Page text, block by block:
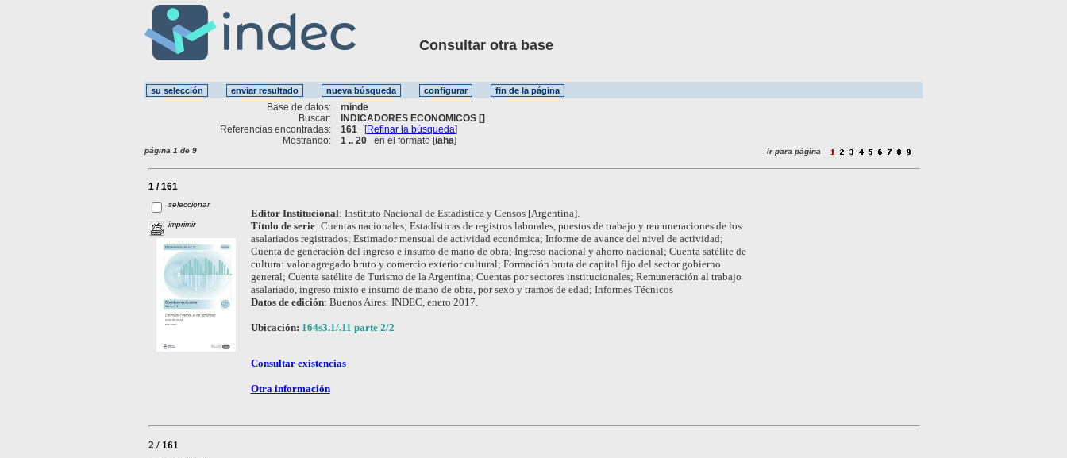
Consultar otra base
Base de datos:
minde
Buscar:
INDICADORES ECONOMICOS []
Referencias encontradas:
161 [Refinar la búsqueda]
Mostrando:
1 .. 20 en el formato [iaha]
página 1 de 9 ir para página
1 / 161
seleccionar
imprimir
Editor Institucional: Instituto Nacional de Estadística y Censos [Argentina].
Título de serie: Cuentas nacionales; Estadísticas de registros laborales, puestos de trabajo y remuneraciones de los
asalariados registrados; Estimador mensual de actividad económica; Informe de avance del nivel de actividad;
Cuenta de generación del ingreso e insumo de mano de obra; Ingreso nacional y ahorro nacional; Cuenta satélite de
cultura: valor agregado bruto y comercio exterior cultural; Formación bruta de capital fijo del sector gobierno
general; Cuenta satélite de Turismo de la Argentina; Cuentas por sectores institucionales; Remuneración al trabajo
asalariado, ingreso mixto e insumo de mano de obra, por sexo y tramos de edad; Informes Técnicos
Datos de edición: Buenos Aires: INDEC, enero 2017.
Ubicación: 164s3.1/.11 parte 2/2
Consultar existencias
Otra información
2 / 161